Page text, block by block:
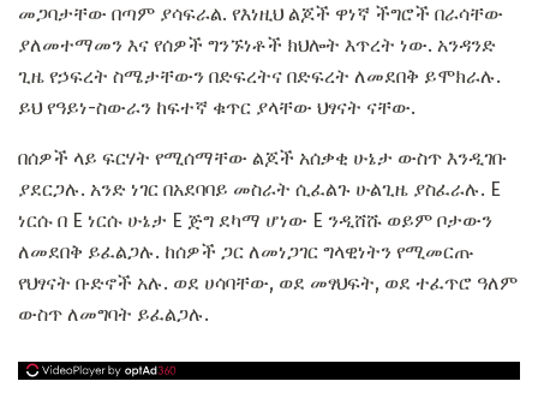
መጋባታቸው በጣም ያሳፍራል. የእነዚህ ልጆች ዋነኛ ችግሮች በራሳቸው
ያለመተማመን እና የሰዎች ግንኙነቶች ክህሎት እጥረት ነው. አንዳንድ
ጊዜ የኃፍረት ስሜታቸውን በድፍረትና በድፍረት ለመደበቅ ይሞክራሉ.
ይህ የዓይነ-ስውራን ከፍተኛ ቁጥር ያላቸው ህፃናት ናቸው.
በሰዎች ላይ ፍርሃት የሚሰማቸው ልጆች አሰቃቂ ሁኔታ ውስጥ እንዲገቡ
ያደርጋሉ. አንድ ነገር በአደባባይ መስራት ሲፈልጉ ሁልጊዜ ያስፈራሉ. E
ነርሱ በ E ነርሱ ሁኔታ E ጅግ ደካማ ሆነው E ንዲሸሹ ወይም ቦታውን
ለመደበቅ ይፈልጋሉ. ከሰዎች ጋር ለመነጋገር ግላዊነትን የሚመርጡ
የህፃናት ቡድኖች አሉ. ወደ ሀሳባቸው, ወደ መፃህፍት, ወደ ተፈጥሮ ዓለም
ውስጥ ለመግባት ይፈልጋሉ.